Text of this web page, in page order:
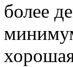
более